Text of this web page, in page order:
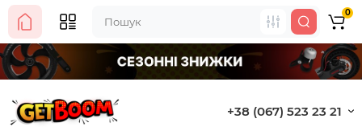
+38 (067) 523 23 21
0